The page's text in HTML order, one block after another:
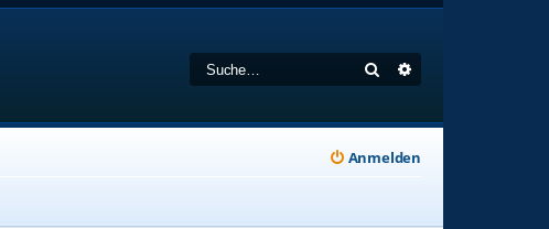
Suche
Anmelden